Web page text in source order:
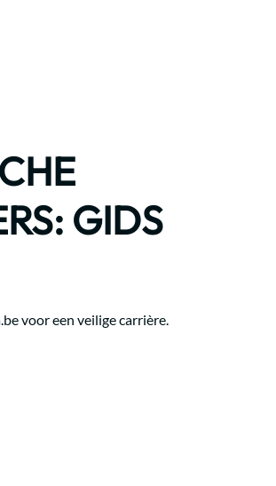
GIDS
voor een veilige carrière.